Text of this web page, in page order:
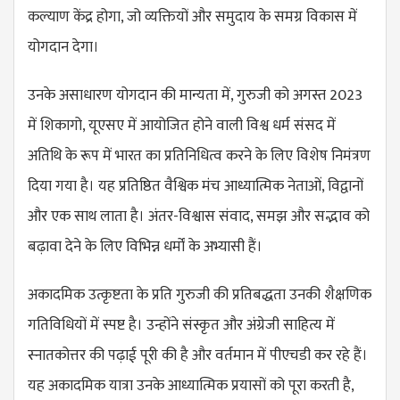
कल्याण केंद्र होगा, जो व्यक्तियों और समुदाय के समग्र विकास में
योगदान देगा।
उनके असाधारण योगदान की मान्यता में, गुरुजी को अगस्त 2023
में शिकागो, यूएसए में आयोजित होने वाली विश्व धर्म संसद में
अतिथि के रूप में भारत का प्रतिनिधित्व करने के लिए विशेष निमंत्रण
दिया गया है। यह प्रतिष्ठित वैश्विक मंच आध्यात्मिक नेताओं, विद्वानों
और एक साथ लाता है। अंतर-विश्वास संवाद, समझ और सद्भाव को
बढ़ावा देने के लिए विभिन्न धर्मों के अभ्यासी हैं।
अकादमिक उत्कृष्टता के प्रति गुरुजी की प्रतिबद्धता उनकी शैक्षणिक
गतिविधियों में स्पष्ट है। उन्होंने संस्कृत और अंग्रेजी साहित्य में
स्नातकोत्तर की पढ़ाई पूरी की है और वर्तमान में पीएचडी कर रहे हैं।
यह अकादमिक यात्रा उनके आध्यात्मिक प्रयासों को पूरा करती है,